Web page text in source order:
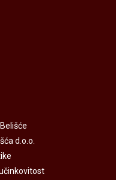
d.o.o.